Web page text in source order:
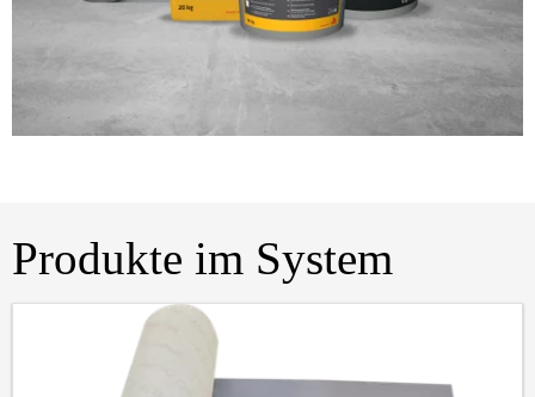
Produkte im System